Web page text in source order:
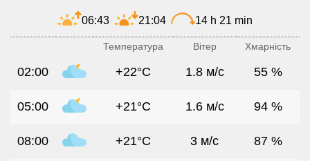
06:43 21:04 14 h 21 min
Температура Вітер Хмарність
02:00 +22°C 1.8 м/с 55 %
05:00 +21°C 1.6 м/с 94 %
08:00 +21°C 3 м/с 87 %